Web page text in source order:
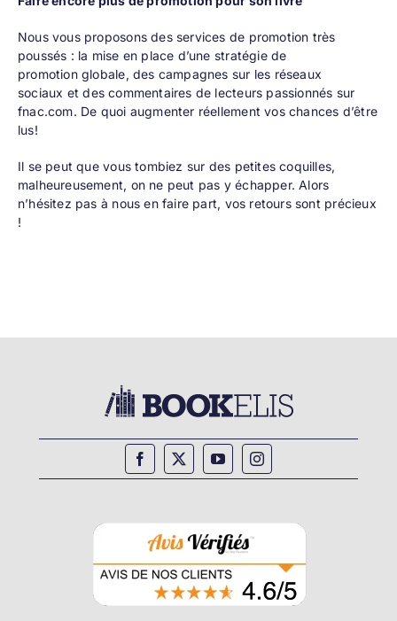
Nous vous proposons des services de promotion très
poussés : la mise en place d’une stratégie de
promotionglobale, des campagnes sur les réseaux
sociaux et des commentaires de lecteurs passionnés sur
fnac.com. De quoi augmenter réellement vos chances d’être
lus!
Il se peut que vous tombiez sur des petites coquilles,
malheureusement, on ne peut pas y échapper. Alors
n’hésitez pas à nous en faire part, vos retours sont précieux
!